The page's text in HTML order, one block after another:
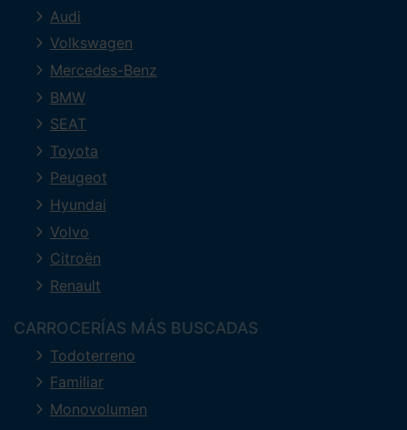
Audi
Volkswagen
Mercedes-Benz
BMW
SEAT
Toyota
Peugeot
Hyundai
Volvo
Citroën
Renault
CARROCERÍAS MÁS BUSCADAS
Todoterreno
Familiar
Monovolumen